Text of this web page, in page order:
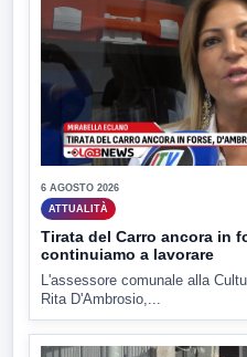
6 AGOSTO 2026
ATTUALITÀ
Tirata del Carro ancora in
continuiamo a lavorare
L'assessore comunale alla
Rita D'Ambrosio,...